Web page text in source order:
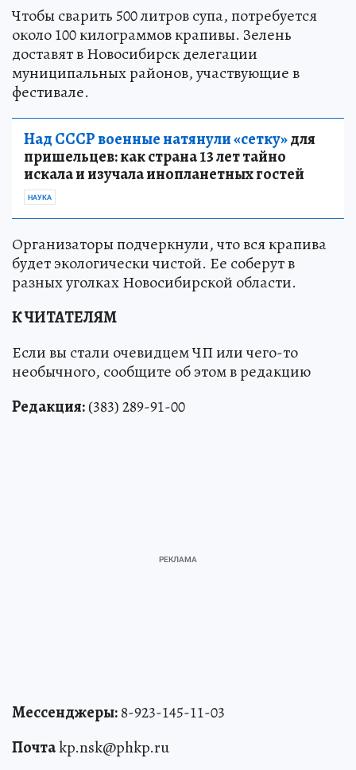
Чтобы сварить 500 литров супа, потребуется
около 100 килограммов крапивы. Зелень
доставят в Новосибирск делегации
муниципальных районов, участвующие в
фестивале.
Над СССР военные натянули «сетку»для
пришельцев: как страна 13 лет тайно
искала и изучала инопланетных гостей
НАУКА
Организаторы подчеркнули, что вся крапива
будет экологически чистой. Ее соберут в
разных уголках Новосибирской области.
К ЧИТАТЕЛЯМ
Если вы стали очевидцем ЧП или чего-то
необычного, сообщите об этом в редакцию
Редакция:(383) 289-91-00
Мессенджеры:8-923-145-11-03
Почтаkp.nsk@phkp.ru